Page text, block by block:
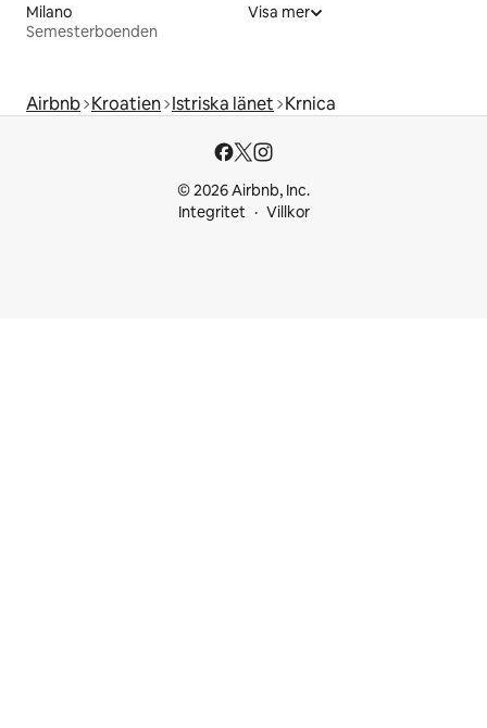
Milano
Semesterboenden
Visa mer
Airbnb Kroatien Istriska länet Krnica
© 2026 Airbnb, Inc.
Integritet
Villkor